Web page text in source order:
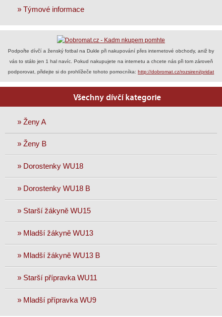
» Týmové informace
Podpořte dívčí a ženský fotbal na Dukle při nakupování přes internetové obchody, aniž by
vás to stálo jen 1 hal navíc. Pokud nakupujete na internetu a chcete nás při tom zároveň
podporovat, přidejte si do prohlížeče tohoto pomocníka: http://dobromat.cz/rozsireni/pridat
Všechny dívčí kategorie
» Ženy A
» Ženy B
» Dorostenky WU18
» Dorostenky WU18 B
» Starší žákyně WU15
» Mladší žákyně WU13
» Mladší žákyně WU13 B
» Starší přípravka WU11
» Mladší přípravka WU9